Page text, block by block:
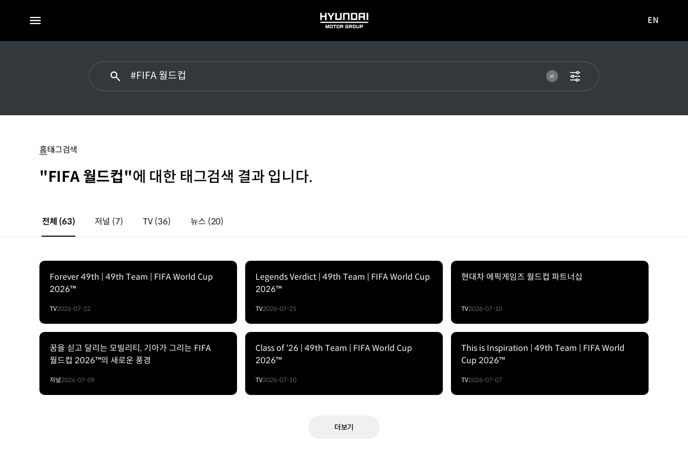
전체
HYUNDAI
MOTOR
사이트로
EN
홈태그검색
"FIFA 월드컵"에 대한 태그검색 결과 입니다.
전체 (63) 저널 (7) TV(36) 뉴스 (20)
Forever 49th | 49th Team | FIFA World Cup
2026™
TV2026-07-22
Legends Verdict | 49th Team | FIFA World Cup
2026™
TV2026-07-21
현대차 에픽게임즈 월드컵 파트너십
TV2026-07-10
꿈을 싣고 달리는 모빌리티, 기아가 그리는 FIFA
월드컵 2026™의 새로운 풍경
저널2026-07-09
Class of '26 | 49th Team | FIFA World Cup
2026™
TV2026-07-10
This is Inspiration | 49th Team | FIFA World
Cup 2026™
TV2026-07-07
더보기